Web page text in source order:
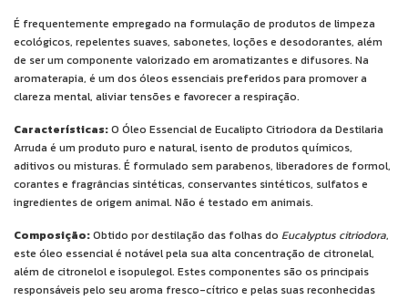
É frequentemente empregado na formulação de produtos de limpeza
ecológicos, repelentes suaves, sabonetes, loções e desodorantes, além
de ser um componente valorizado em aromatizantes e difusores. Na
aromaterapia, é um dos óleos essenciais preferidos para promover a
clareza mental, aliviar tensões e favorecer a respiração.
Características:O Óleo Essencial de Eucalipto Citriodora da Destilaria
Arruda é um produto puro e natural, isento de produtos químicos,
aditivos ou misturas. É formulado sem parabenos, liberadores de formol,
corantes e fragrâncias sintéticas, conservantes sintéticos, sulfatos e
ingredientes de origem animal. Não é testado em animais.
Composição:Obtido por destilação das folhas do Eucalyptus citriodora,
este óleo essencial é notável pela sua alta concentração de citronelal,
além de citronelol e isopulegol. Estes componentes são os principais
responsáveis pelo seu aroma fresco-cítrico e pelas suas reconhecidas